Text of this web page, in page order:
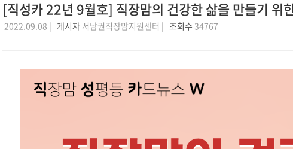
[직성카 22년 9월호] 직장맘의 건강한 삶을 만들기 위
2022.09.08 | 게시자서남권직장맘지원센터 | 조회수 34767